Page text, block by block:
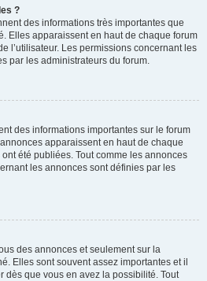
?
des informations très importantes que
Elles apparaissent en haut de chaque forum
l’utilisateur. Les permissions concernant les
par les administrateurs du forum.
des informations importantes sur le forum
apparaissent en haut de chaque
été publiées. Tout comme les annonces
les annonces sont définies par les
des annonces et seulement sur la
Elles sont souvent assez importantes et il
dès que vous en avez la possibilité. Tout